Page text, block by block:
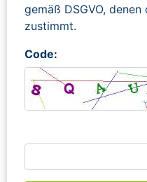
gemäß DSGVO,
zustimmt.
Code: